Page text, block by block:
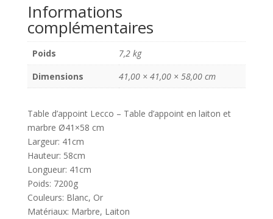
d'appoint
en
laiton
et
marbre
Ø41x58
Informations
complémentaires
Poids
7,2 kg
Dimensions
41,00 × 41,00 × 58,00 cm
Table d’appoint Lecco – Table d’appoint en laiton et
marbre Ø41×58 cm
Largeur: 41cm
Hauteur: 58cm
Longueur: 41cm
Poids: 7200g
Couleurs: Blanc, Or
Matériaux: Marbre, Laiton